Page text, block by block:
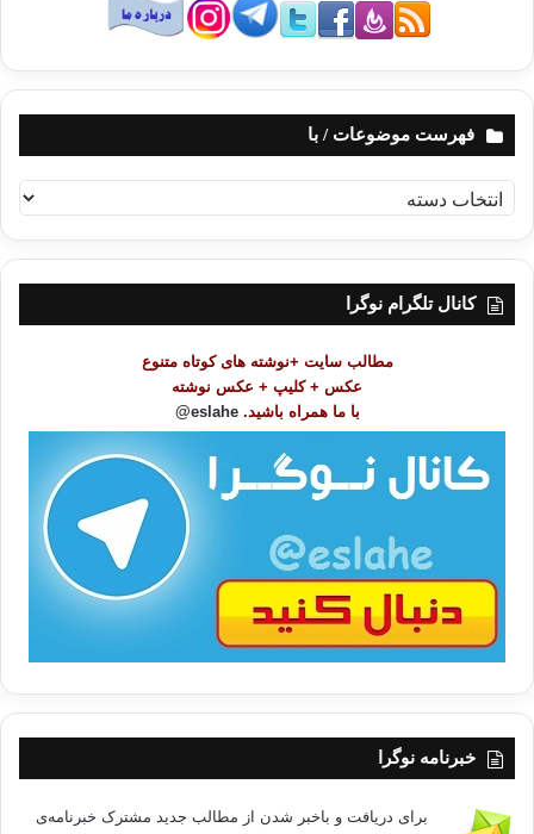
فهرست موضوعات / با
ه
ر
کانال تلگرام نوگرا
مطالب سایت +نوشته های کوتاه متنوع
عکس + کلیپ + عکس نوشته
با ما همراه باشید. eslahe@
خبرنامه نوگرا
برای دریافت و باخبر شدن از مطالب جدید مشترک خبرنامه‌ی